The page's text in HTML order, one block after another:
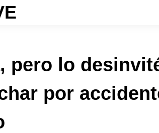
pero lo
por